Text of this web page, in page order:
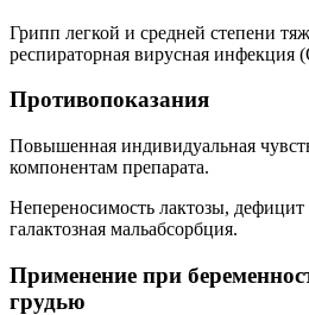
Грипп легкой и средней степени
респираторная вирусная
Противопоказания
Повышенная индивидуальная
компонентам препарата.
Непереносимость лактозы, дефицит
галактозная мальабсорбция.
Применение при
грудью